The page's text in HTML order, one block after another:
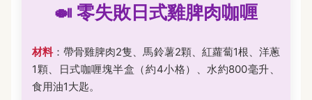
🍛 零失敗日式雞脾肉咖喱
材料 ：帶骨雞脾肉2隻、馬鈴薯2顆、紅蘿蔔1根、洋蔥
1顆、日式咖喱塊半盒（約4小格）、水約800毫升、
食用油1大匙。